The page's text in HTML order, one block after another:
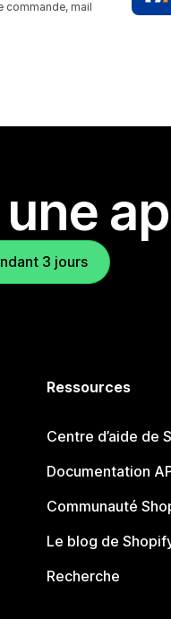
commande, mail
3 jours
Ressources
Centre d’aide de
Documentation
Communauté
Le blog de
Recherche